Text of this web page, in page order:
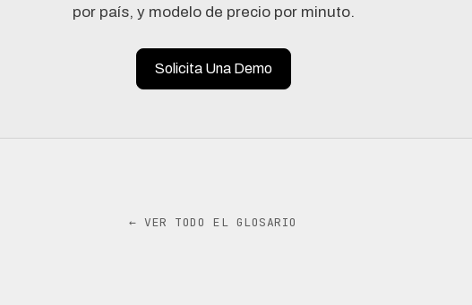
por país, y modelo de precio por minuto.
Solicita Una Demo
← VER TODO EL GLOSARIO